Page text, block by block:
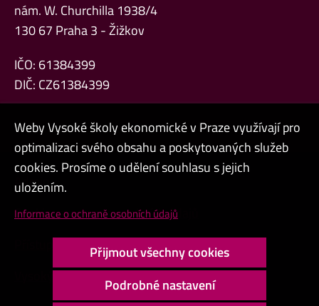
nám. W. Churchilla 1938/4
130 67 Praha 3 - Žižkov
IČO: 61384399
DIČ: CZ61384399
Admin
Cookies a ochrana osobních údajů
Přístupnost webu
Vysoký kontrast
Weby Vysoké školy ekonomické v Praze využívají pro
optimalizaci svého obsahu a poskytovaných služeb
cookies. Prosíme o udělení souhlasu s jejich
uložením.
Informace o ochraně osobních údajů
Přijmout všechny cookies
Podrobné nastavení